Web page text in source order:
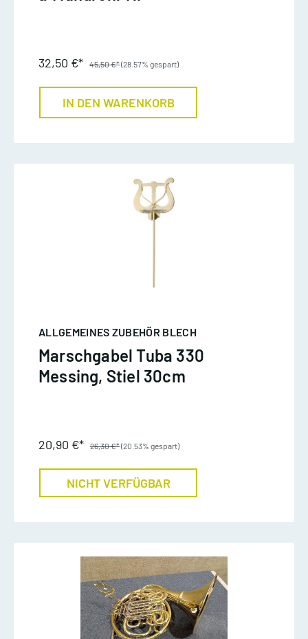
32,50 €* 45,50 €*(28.57% gespart)
IN DEN WARENKORB
ALLGEMEINES ZUBEHÖR BLECH
Marschgabel Tuba 330
Messing, Stiel 30cm
20,90 €* 26,30 €*(20.53% gespart)
NICHT VERFÜGBAR